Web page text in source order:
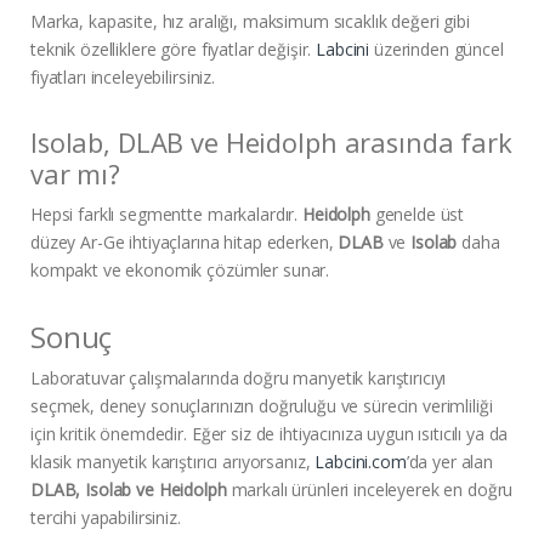
Marka, kapasite, hız aralığı, maksimum sıcaklık değeri gibi
teknik özelliklere göre fiyatlar değişir. Labcini üzerinden güncel
fiyatları inceleyebilirsiniz.
Isolab, DLAB ve Heidolph arasında fark
var mı?
Hepsi farklı segmentte markalardır. Heidolphgenelde üst
düzey Ar-Ge ihtiyaçlarına hitap ederken, DLABve Isolab daha
kompakt ve ekonomik çözümler sunar.
Sonuç
Laboratuvar çalışmalarında doğru manyetik karıştırıcıyı
seçmek, deney sonuçlarınızın doğruluğu ve sürecin verimliliği
için kritik önemdedir. Eğer siz de ihtiyacınıza uygun ısıtıcılı ya da
klasik manyetik karıştırıcı arıyorsanız, Labcini.com’da yer alan
DLAB, Isolab ve Heidolphmarkalı ürünleri inceleyerek en doğru
tercihi yapabilirsiniz.